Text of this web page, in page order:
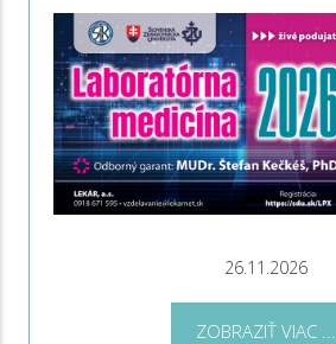
26.11.2026
ZOBRAZIŤ VIAC ...